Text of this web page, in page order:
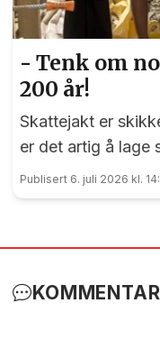
- Tenk om
200 år!
Skattejakt er
er det artig å lage
elevene ved
Denne saken ble
Publisert 6. juli 2026 kl.